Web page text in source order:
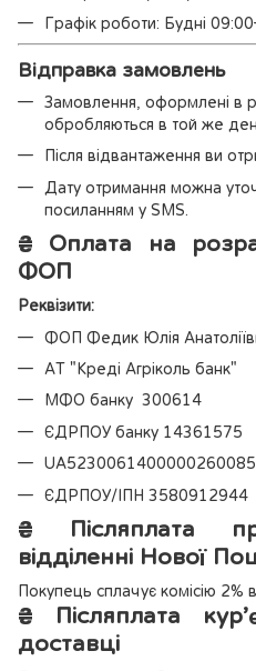
Графік роботи: Будні
Відправка замовлень
Замовлення, оформлені в
обробляються в той же
Після відвантаження ви
Дату отримання можна
посиланням у SMS.
₴ Оплата на
ФОП
Реквізити:
ФОП Федик Юлія
АТ "Креді Агріколь банк"
МФО банку 300614
ЄДРПОУ банку 14361575
ЄДРПОУ/ІПН 3580912944
₴ Післяплата
відділенні Нової
Покупець сплачує комісію 2%
₴ Післяплата
доставці